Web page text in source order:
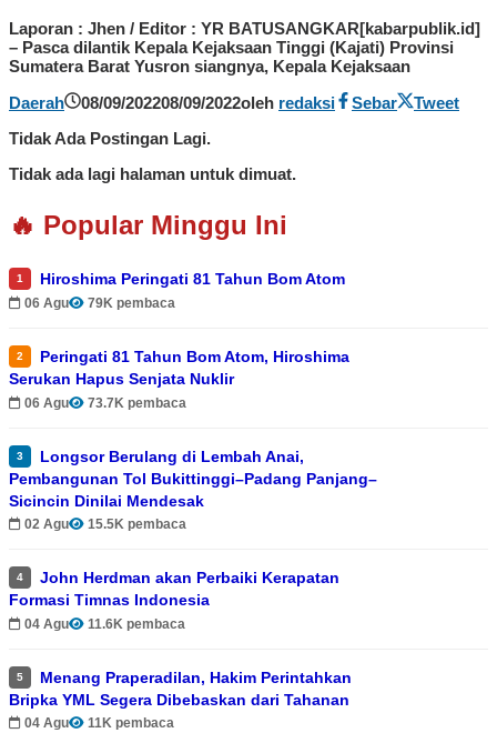
Laporan : Jhen / Editor : YR BATUSANGKAR[kabarpublik.id]
– Pasca dilantik Kepala Kejaksaan Tinggi (Kajati) Provinsi
Sumatera Barat Yusron siangnya, Kepala Kejaksaan
Daerah
08/09/202208/09/2022oleh redaksi Sebar
Tweet
Tidak Ada Postingan Lagi.
Tidak ada lagi halaman untuk dimuat.
🔥 Popular Minggu Ini
1 Hiroshima Peringati 81 Tahun Bom Atom
06 Agu 79K pembaca
2
Peringati 81 Tahun Bom Atom, Hiroshima
Serukan Hapus Senjata Nuklir
06 Agu 73.7K pembaca
3
Longsor Berulang di Lembah Anai,
Pembangunan Tol Bukittinggi–Padang Panjang–
Sicincin Dinilai Mendesak
02 Agu 15.5K pembaca
4
John Herdman akan Perbaiki Kerapatan
Formasi Timnas Indonesia
04 Agu 11.6K pembaca
5
Menang Praperadilan, Hakim Perintahkan
Bripka YML Segera Dibebaskan dari Tahanan
04 Agu 11K pembaca